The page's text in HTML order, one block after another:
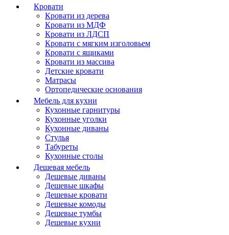
Кровати
Кровати из дерева
Кровати из МДФ
Кровати из ЛДСП
Кровати с мягким изголовьем
Кровати с ящиками
Кровати из массива
Детские кровати
Матрасы
Ортопедические основания
Мебель для кухни
Кухонные гарнитуры
Кухонные уголки
Кухонные диваны
Стулья
Табуреты
Кухонные столы
Дешевая мебель
Дешевые диваны
Дешевые шкафы
Дешевые кровати
Дешевые комоды
Дешевые тумбы
Дешевые кухни